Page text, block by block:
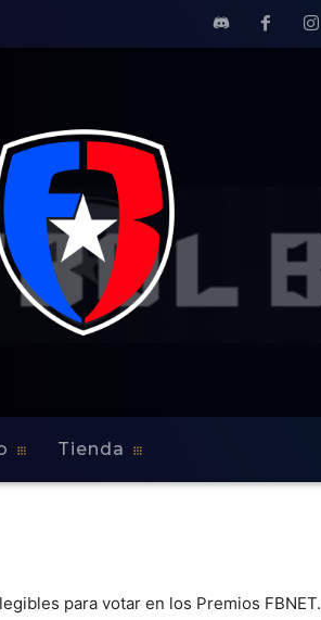
Tienda
para votar en los Premios FBNET.